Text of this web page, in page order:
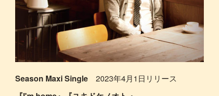
Season Maxi Single2023年4月1日リリース